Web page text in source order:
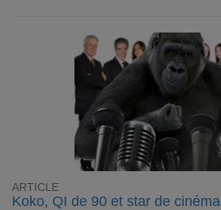
ARTICLE
Koko, QI de 90 et star de cinéma